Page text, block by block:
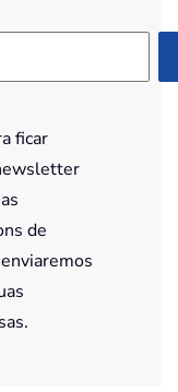
ficar
de